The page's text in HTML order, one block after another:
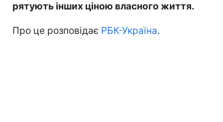
рятують інших ціною власного життя.
Про це розповідає РБК-Україна.